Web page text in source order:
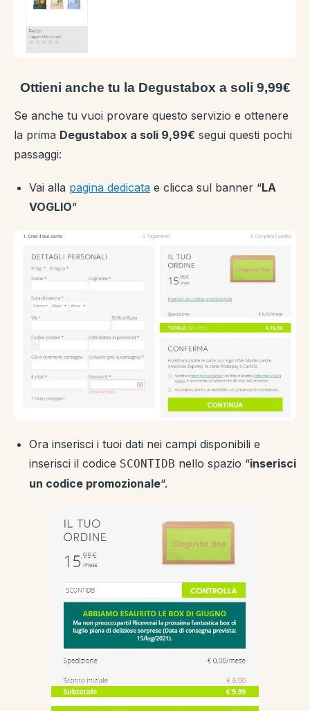
Ottieni anche tu la Degustabox a soli 9,99€
Se anche tu vuoi provare questo servizio e ottenere
la prima Degustabox a soli 9,99€ segui questi pochi
passaggi:
Vai alla pagina dedicata e clicca sul banner “LA
VOGLIO“
Ora inserisci i tuoi dati nei campi disponibili e
inserisci il codice SCONTIDB nello spazio “inserisci
un codice promozionale“.